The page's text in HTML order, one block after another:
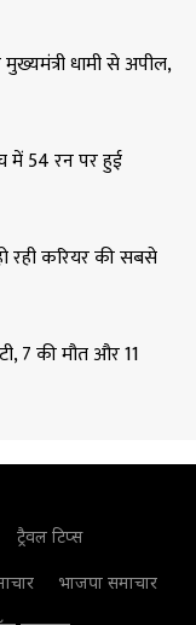
धामी से अपील,
में 54 रन पर हुई
रही करियर की सबसे
7 की मौत और 11
ट्रैवल टिप्स
भाजपा समाचार